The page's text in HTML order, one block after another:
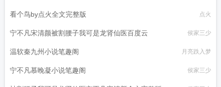
看个鸟by点火全文完整版 点火
宁不凡宋清颜被割腰子我可是龙肾仙医百度云 侯家三少
温软秦九州小说笔趣阁 月亮跌入梦
宁不凡慕晚凝小说笔趣阁 侯家三少